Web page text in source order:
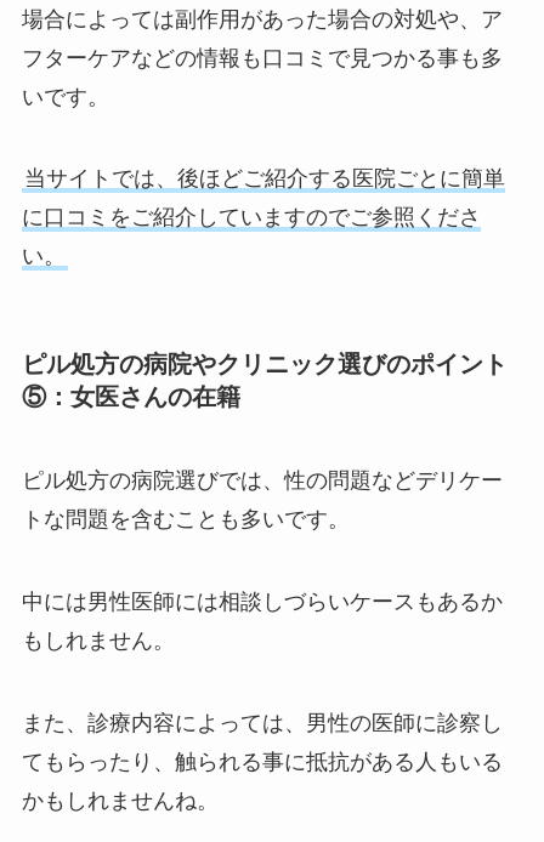
場合によっては副作用があった場合の対処や、ア
フターケアなどの情報も口コミで見つかる事も多
いです。
当サイトでは、後ほどご紹介する医院ごとに簡単
に口コミをご紹介していますのでご参照くださ
い。
ピル処方の病院やクリニック選びのポイント
⑤：女医さんの在籍
ピル処方の病院選びでは、性の問題などデリケー
トな問題を含むことも多いです。
中には男性医師には相談しづらいケースもあるか
もしれません。
また、診療内容によっては、男性の医師に診察し
てもらったり、触られる事に抵抗がある人もいる
かもしれませんね。